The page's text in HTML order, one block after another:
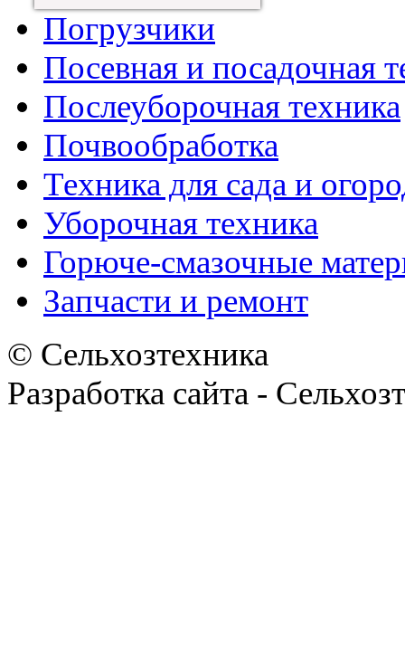
Погрузчики
Посевная и посадочная
Послеуборочная техника
Почвообработка
Техника для сада и
Уборочная техника
Горюче-смазочные
Запчасти и ремонт
© Сельхозтехника
Разработка сайта -